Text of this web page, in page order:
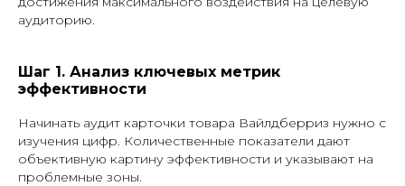
аудиторию.
Шаг 1. Анализ ключевых метрик
эффективности
Начинать аудит карточки товара Вайлдберриз нужно с
изучения цифр. Количественные показатели дают
объективную картину эффективности и указывают на
проблемные зоны.